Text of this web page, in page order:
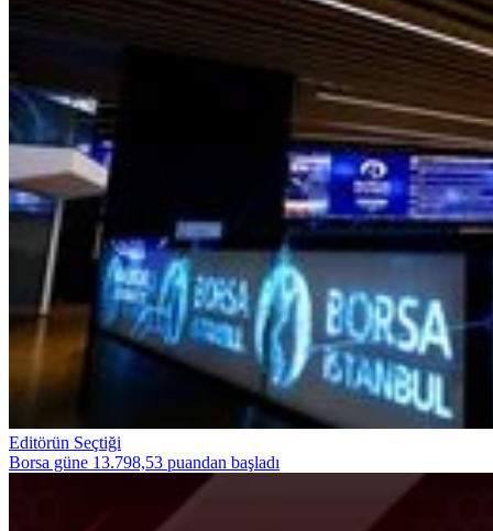
Editörün Seçtiği
Borsa güne 13.798,53 puandan başladı